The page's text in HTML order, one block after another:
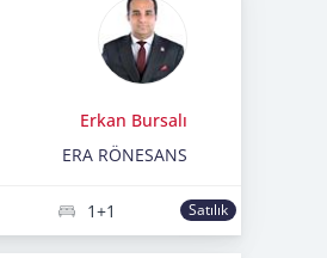
Erkan Bursalı
ERA RÖNESANS
1+1 Satılık